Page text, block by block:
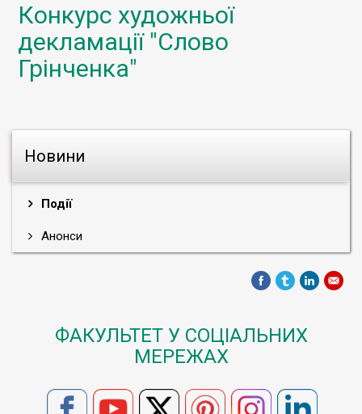
Новини
Події
Анонси
Конкурс художньої
декламації "Слово
Грінченка"
ФАКУЛЬТЕТ У СОЦІАЛЬНИХ
МЕРЕЖАХ